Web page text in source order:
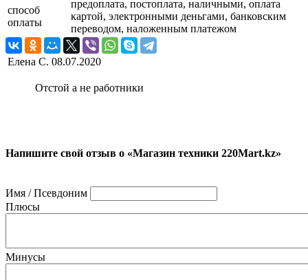
способ
оплаты
предоплата, постоплата, наличными, оплата
картой, электронными деньгами, банковским
переводом, наложенным платежом
Елена С. 08.07.2020
Отстой а не работники
Напишите свой отзыв о «Магазин техники 220Mart.kz»
Имя / Псевдоним
Плюсы
Минусы